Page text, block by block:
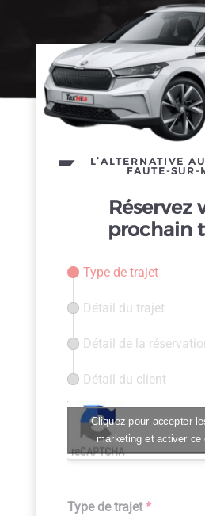
L’ALTERNATIVE
FAUTE-SUR-
Réservez
prochain
Type de trajet
Détail du trajet
Détail de la
Détail du client
Cliquez pour accepter
marketing et activer ce
Type de trajet*